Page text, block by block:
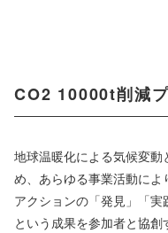
CO2 10000t削減
地球温暖化による気候変
め、あらゆる事業活動に
アクションの「発見」「
という成果を参加者と協